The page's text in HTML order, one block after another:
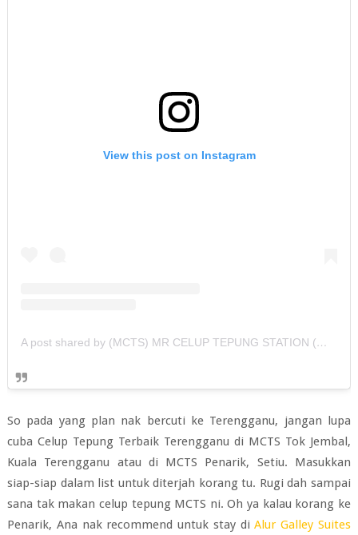
View this post on Instagram
A post shared by (MCTS) MR CELUP TEPUNG STATION (@mcts_seafood)
So pada yang plan nak bercuti ke Terengganu, jangan lupa
cuba Celup Tepung Terbaik Terengganu di MCTS Tok Jembal,
Kuala Terengganu atau di MCTS Penarik, Setiu. Masukkan
siap-siap dalam list untuk diterjah korang tu. Rugi dah sampai
sana tak makan celup tepung MCTS ni. Oh ya kalau korang ke
Penarik, Ana nak recommend untuk stay diAlur Galley Suites